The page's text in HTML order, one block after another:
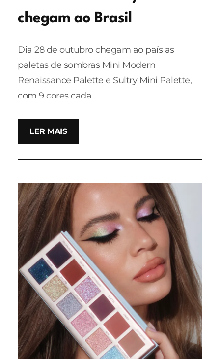
chegam ao Brasil
Dia 28 de outubro chegam ao país as
paletas de sombras Mini Modern
Renaissance Palette e Sultry Mini Palette,
com 9 cores cada.
LER MAIS